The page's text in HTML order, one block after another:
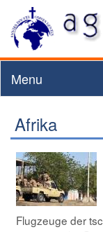
Menu
Afrika
Flugzeuge der